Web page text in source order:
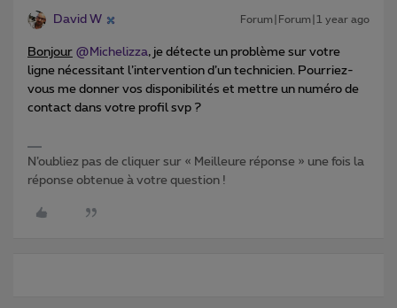
David W Forum|Forum|1 year ago
Bonjour @Michelizza, je détecte un problème sur votre
ligne nécessitant l’intervention d’un technicien. Pourriez-
vous me donner vos disponibilités et mettre un numéro de
contact dans votre profil svp ?
N’oubliez pas de cliquer sur « Meilleure réponse » une fois la
réponse obtenue à votre question !